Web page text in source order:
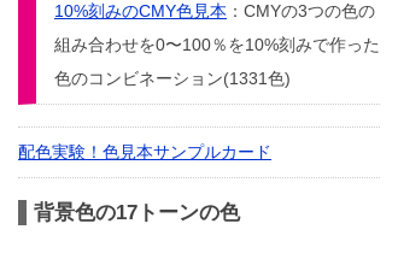
10%刻みのCMY色見本 ：CMYの3つの色の
組み合わせを0〜100％を10%刻みで作った
色のコンビネーション(1331色)
配色実験！色見本サンプルカード
背景色の17トーンの色